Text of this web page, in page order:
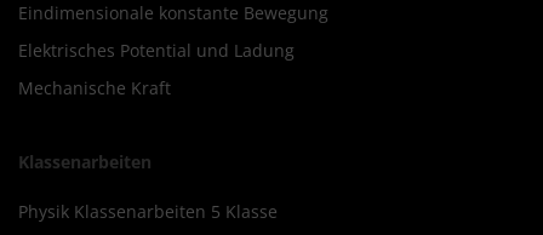
Eindimensionale konstante Bewegung
Elektrisches Potential und Ladung
Mechanische Kraft
Klassenarbeiten
Physik Klassenarbeiten 5 Klasse